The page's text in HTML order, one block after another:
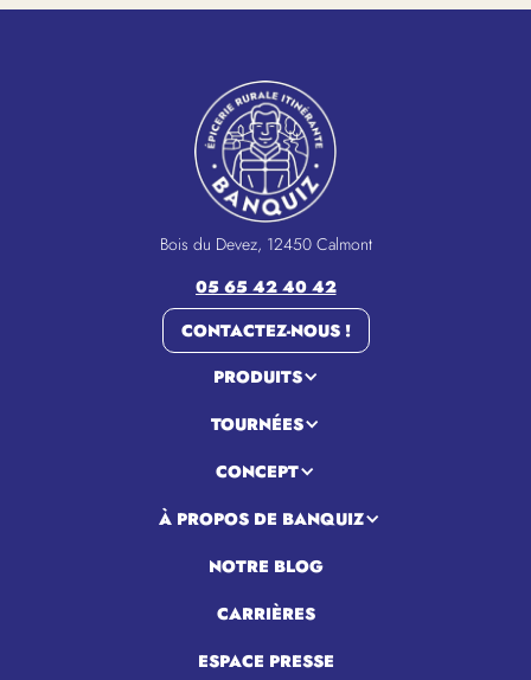
Bois du Devez, 12450 Calmont
05 65 42 40 42
CONTACTEZ-NOUS !
PRODUITS
TOURNÉES
CONCEPT
À PROPOS DE BANQUIZ
NOTRE BLOG
CARRIÈRES
ESPACE PRESSE